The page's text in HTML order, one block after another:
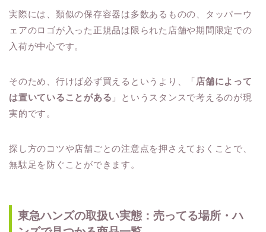
実際には、類似の保存容器は多数あるものの、タッパーウ
ェアのロゴが入った正規品は限られた店舗や期間限定での
入荷が中心です。
そのため、行けば必ず買えるというより、「 店舗によって
は置いていることがある 」というスタンスで考えるのが現
実的です。
探し方のコツや店舗ごとの注意点を押さえておくことで、
無駄足を防ぐことができます。
東急ハンズの取扱い実態：売ってる場所・ハ